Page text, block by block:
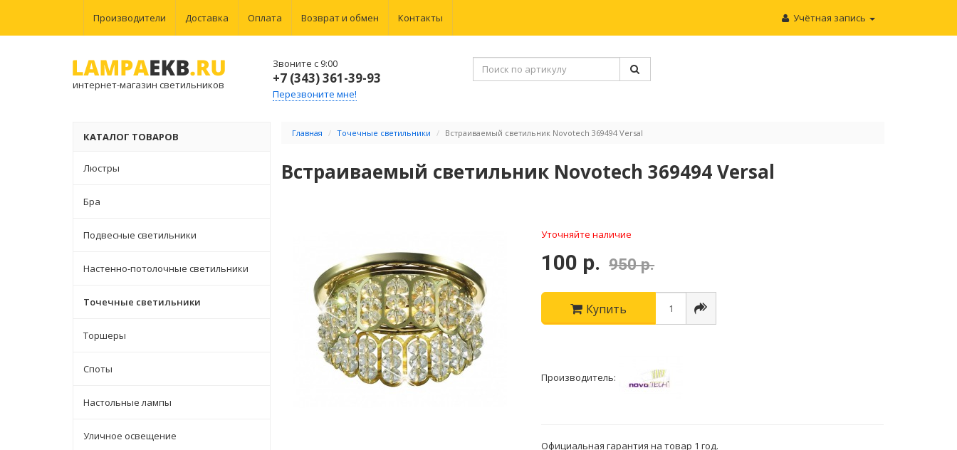
Производители Доставка Оплата Возврат и обмен Контакты Учётная запись
интернет-магазин светильников
Звоните с 9:00
+7 (343) 361-39-93
Перезвоните мне!
КАТАЛОГ ТОВАРОВ
Люстры
Бра
Подвесные светильники
Настенно-потолочные светильники
Точечные светильники
Торшеры
Споты
Настольные лампы
Уличное освещение
Главная Точечные светильники Встраиваемый светильник Novotech 369494 Versal
Встраиваемый светильник Novotech 369494 Versal
Уточняйте наличие
100 р. 950 р.
Купить
Производитель:
Официальная гарантия на товар 1 год.